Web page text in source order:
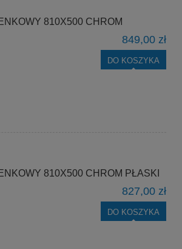
810X500 CHROM
849,00 zł
DO KOSZYKA
810X500 CHROM PŁASKI
827,00 zł
DO KOSZYKA